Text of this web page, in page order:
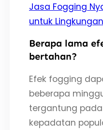
Jasa Fogging
untuk
Berapa lama
bertahan?
Efek fogging
beberapa
tergantung
kepadatan